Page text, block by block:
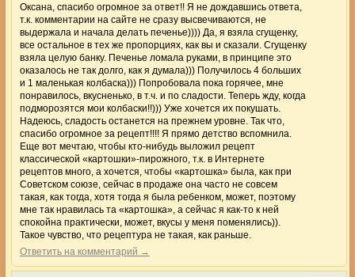
Оксана, спасибо огромное за ответ!! Я не дождавшись ответа,
т.к. комментарии на сайте не сразу высвечиваются, не
выдержала и начала делать печенье)))) Да, я взяла сгущенку,
все остальное в тех же пропорциях, как вы и сказали. Сгущенку
взяла целую банку. Печенье ломала руками, в принципе это
оказалось не так долго, как я думала))) Получилось 4 больших
и 1 маленькая колбаска))) Попробовала пока горячее, мне
понравилось, вкусненько, в т.ч. и по сладости. Теперь жду, когда
подморозятся мои колбаски!!))) Уже хочется их покушать.
Надеюсь, сладость останется на прежнем уровне. Так что,
спасибо огромное за рецепт!!!! Я прямо детство вспомнила.
Еще вот мечтаю, чтобы кто-нибудь выложил рецепт
классической «картошки»-пирожного, т.к. в Интернете
рецептов много, а хочется, чтобы «картошка» была, как при
Советском союзе, сейчас в продаже она часто не совсем
такая, как тогда, хотя тогда я была ребенком, может, поэтому
мне так нравилась та «картошка», а сейчас я как-то к ней
спокойна практически, может, вкусы у меня поменялись)).
Такое чувство, что рецептура не такая, как раньше.
Ответить на комментарий →